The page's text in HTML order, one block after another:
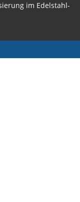
im Edelstahl-